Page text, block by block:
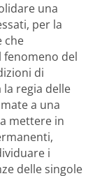
una
per la
che
del
di
regia delle
a una
mettere in
i
delle singole